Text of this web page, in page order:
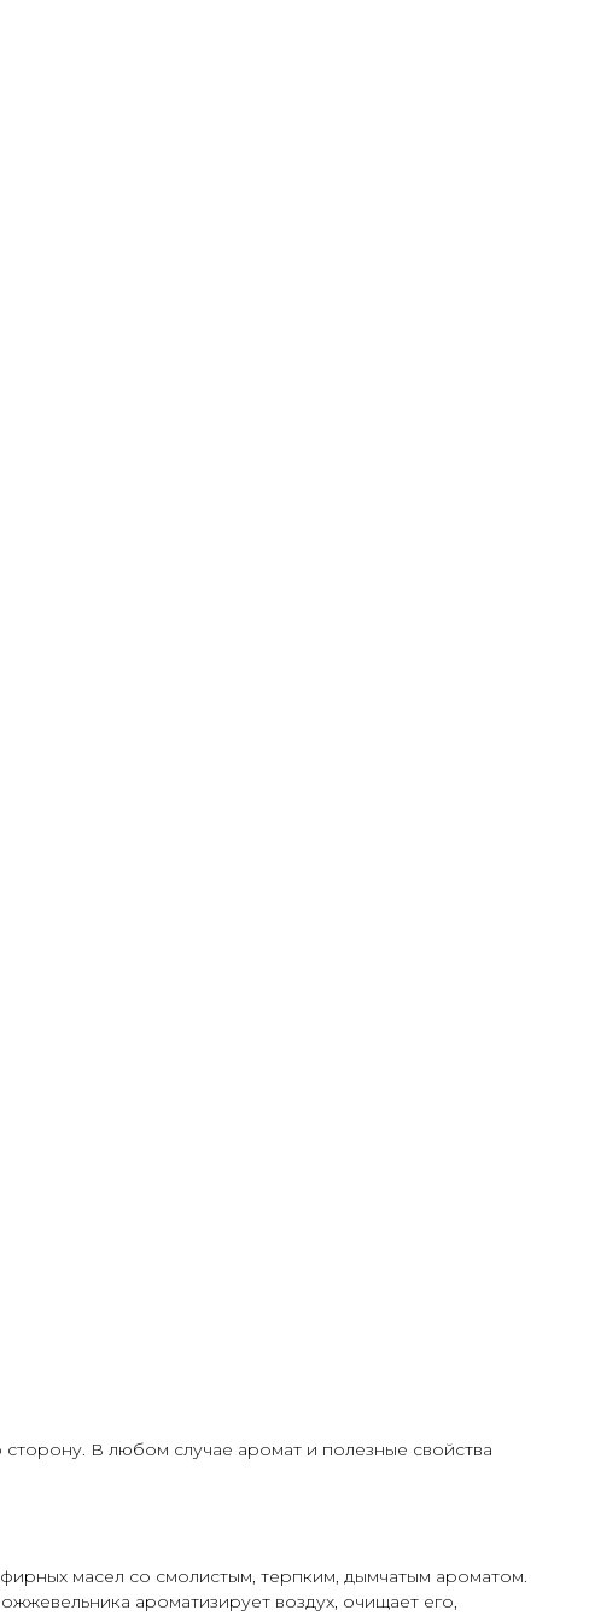
В любом случае аромат и полезные свойства
масел со смолистым, терпким, дымчатым ароматом.
ароматизирует воздух, очищает его,